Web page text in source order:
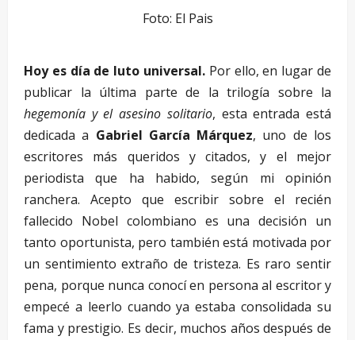
Foto: El Pais
Hoy es día de luto universal. Por ello, en lugar de
publicar la última parte de la trilogía sobre la
hegemonía y el asesino solitario, esta entrada está
dedicada a Gabriel García Márquez, uno de los
escritores más queridos y citados, y el mejor
periodista que ha habido, según mi opinión
ranchera. Acepto que escribir sobre el recién
fallecido Nobel colombiano es una decisión un
tanto oportunista, pero también está motivada por
un sentimiento extraño de tristeza. Es raro sentir
pena, porque nunca conocí en persona al escritor y
empecé a leerlo cuando ya estaba consolidada su
fama y prestigio. Es decir, muchos años después de